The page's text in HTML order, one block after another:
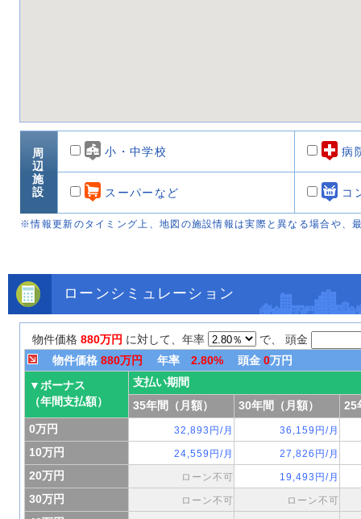
周
辺
施
設
小・中学校 病
スーパーなど コ
※情報更新のタイミング上、地図の施設情報は実際と異なる場合や、
ローンシミュレーション